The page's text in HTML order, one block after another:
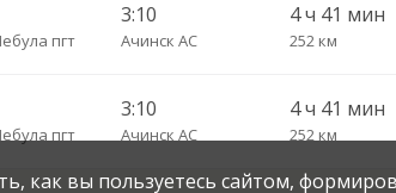
пгт
3:10
Ачинск АС
4 ч 41 мин
252 км
пгт
3:10
Ачинск АС
4 ч 41 мин
252 км
как вы пользуетесь сайтом,